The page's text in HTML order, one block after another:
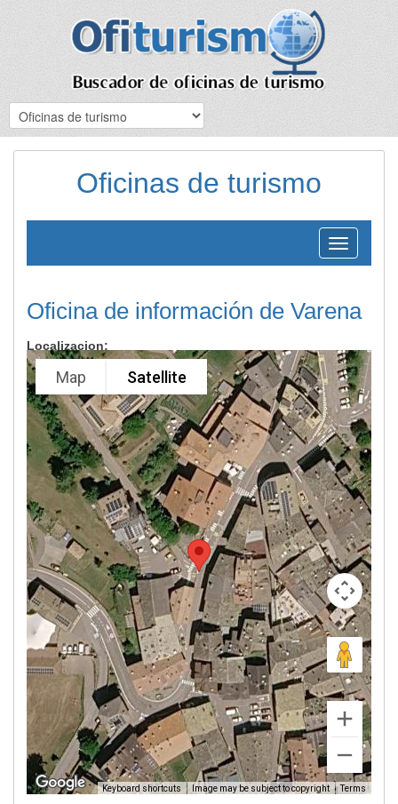
Oficinas de turismo
Toggle
navigation
Oficina de información de Varena
Localizacion:
Map Satellite
Keyboard shortcuts Image may be subject to copyright Terms